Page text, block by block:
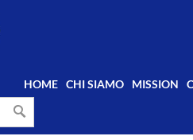
HOME CHI SIAMO MISSION